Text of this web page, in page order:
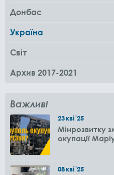
Донбас
Україна
Світ
Архив 2017-2021
Важливі
23кві'25
Мінрозвитку
окупації
08кві'25